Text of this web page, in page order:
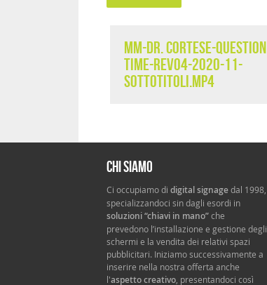
MM-Dr. Cortese-Question
Time-rev04-2020-11-
sottotitoli.mp4
Chi siamo
Ci occupiamo di digital signagedal 1998,
specializzandoci sin dagli esordi in
soluzioni “chiavi in mano”che
prevedono l’installazione e gestione degli
schermi e la vendita dei relativi spazi
pubblicitari. Iniziamo successivamente a
inserire nella nostra offerta anche
l'aspetto creativo , presentandoci così